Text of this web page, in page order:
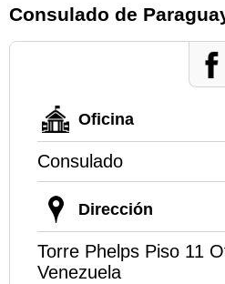
Consulado de
Oficina
Consulado
Dirección
Torre Phelps Piso 11
Venezuela